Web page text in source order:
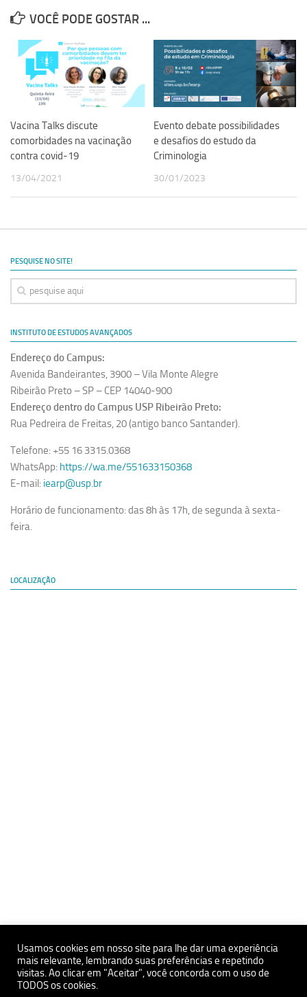
Clipping
Documentos
Relatórios
Revista Estudos Avançados
Espaço Cultural
Contato
Newsletter
VOCÊ PODE GOSTAR ...
Vacina Talks discute
comorbidades na vacinação
contra covid-19
13/04/2021
Evento debate possibilidades
e desafios do estudo da
Criminologia
30/01/2023
PESQUISE NO SITE!
INSTITUTO DE ESTUDOS AVANÇADOS
Endereço do Campus:
Avenida Bandeirantes, 3900 – Vila Monte Alegre
Ribeirão Preto – SP – CEP 14040-900
Endereço dentro do Campus USP Ribeirão Preto:
Rua Pedreira de Freitas, 20 (antigo banco Santander).
Telefone: +55 16 3315.0368
WhatsApp: https://wa.me/551633150368
E-mail: iearp@usp.br
Horário de funcionamento: das 8h às 17h, de segunda à sexta-
feira.
LOCALIZAÇÃO
Políticas de Privacidade e Proteçãoa de Dados Pessoais
Usamos cookies em nosso site para lhe dar uma experiência
mais relevante, lembrando suas preferências e repetindo
visitas. Ao clicar em "Aceitar", você concorda com o uso de
TODOS os cookies.